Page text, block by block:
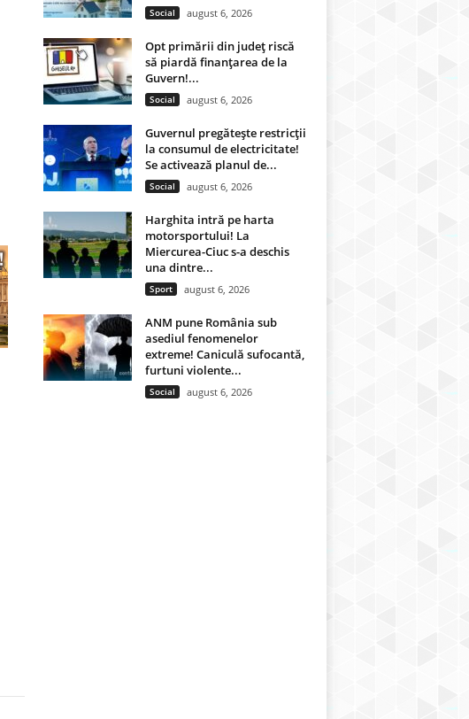
Social august 6, 2026
Opt primării din județ riscă
să piardă finanțarea de la
Guvern!...
Social august 6, 2026
Guvernul pregătește restricții
la consumul de electricitate!
Se activează planul de...
Social august 6, 2026
Harghita intră pe harta
motorsportului! La
Miercurea-Ciuc s-a deschis
una dintre...
Sport august 6, 2026
ANM pune România sub
asediul fenomenelor
extreme! Caniculă sufocantă,
furtuni violente...
Social august 6, 2026